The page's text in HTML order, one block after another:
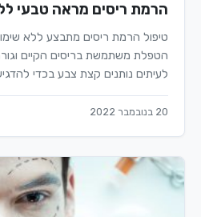
הרמת ריסים מראה טבעי
טיפול הרמת ריסים מתבצע ללא
הטפלת משתמשת בריסים הקיים
לעיתים נותנים קצת צבע בכדי
20 בנובמבר 2022